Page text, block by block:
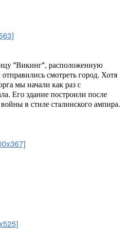
"Викинг", расположенную
смотреть город. Хотя
мы начали как раз с
Его здание построили после
в стиле сталинского ампира.